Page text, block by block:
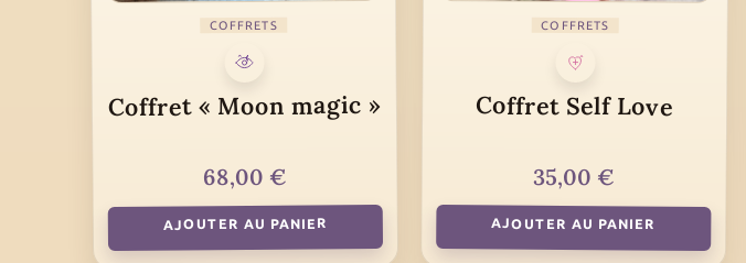
COFFRETS
Coffret « Moon magic »
68,00 €
AJOUTER AU PANIER
COFFRETS
Coffret Self Love
35,00 €
AJOUTER AU PANIER